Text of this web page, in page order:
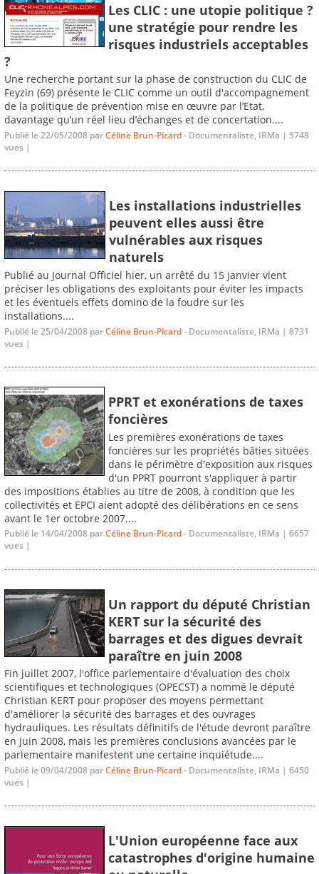
Les CLIC : une utopie politique ?
une stratégie pour rendre les
risques industriels acceptables
?
Une recherche portant sur la phase de construction du CLIC de
Feyzin (69) présente le CLIC comme un outil d'accompagnement
de la politique de prévention mise en œuvre par l’Etat,
davantage qu’un réel lieu d’échanges et de concertation....
Publié le 22/05/2008 parCéline Brun-Picard- Documentaliste, IRMa | 5748
vues |
Les installations industrielles
peuvent elles aussi être
vulnérables aux risques
naturels
Publié au Journal Officiel hier, un arrêté du 15 janvier vient
préciser les obligations des exploitants pour éviter les impacts
et les éventuels effets domino de la foudre sur les
installations....
Publié le 25/04/2008 parCéline Brun-Picard- Documentaliste, IRMa | 8731
vues |
PPRT et exonérations de taxes
foncières
Les premières exonérations de taxes
foncières sur les propriétés bâties situées
dans le périmètre d'exposition aux risques
d'un PPRT pourront s'appliquer à partir
des impositions établies au titre de 2008, à condition que les
collectivités et EPCI aient adopté des délibérations en ce sens
avant le 1er octobre 2007....
Publié le 14/04/2008 parCéline Brun-Picard- Documentaliste, IRMa | 6657
vues |
Un rapport du député Christian
KERT sur la sécurité des
barrages et des digues devrait
paraître en juin 2008
Fin juillet 2007, l'office parlementaire d'évaluation des choix
scientifiques et technologiques (OPECST) a nommé le député
Christian KERT pour proposer des moyens permettant
d'améliorer la sécurité des barrages et des ouvrages
hydrauliques. Les résultats définitifs de l'étude devront paraître
en juin 2008, mais les premières conclusions avancées par le
parlementaire manifestent une certaine inquiétude....
Publié le 09/04/2008 parCéline Brun-Picard- Documentaliste, IRMa | 6450
vues |
L'Union européenne face aux
catastrophes d'origine humaine